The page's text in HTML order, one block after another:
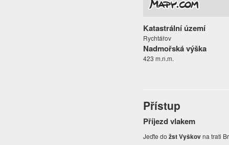
Katastrální území
Rychtářov
Nadmořská výška
423 m.n.m.
Přístup
Příjezd vlakem
Jeďte dožst Vyškovna trati